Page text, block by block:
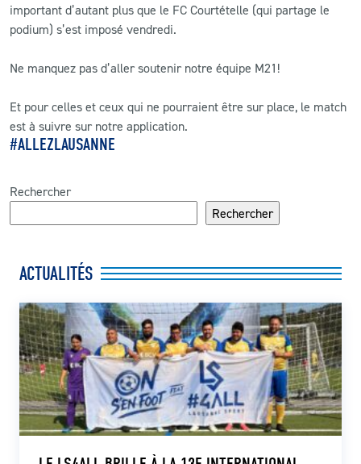
important d’autant plus que le FC Courtételle (qui partage le
podium) s’est imposé vendredi.
Ne manquez pas d’aller soutenir notre équipe M21!
Et pour celles et ceux qui ne pourraient être sur place, le match
est à suivre sur notre application.
#ALLEZLAUSANNE
Rechercher
Rechercher
ACTUALITÉS